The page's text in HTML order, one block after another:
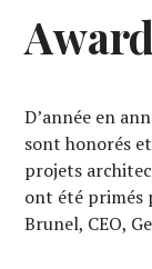
D’année en
sont honorés
projets
ont été primés
Brunel, CEO,